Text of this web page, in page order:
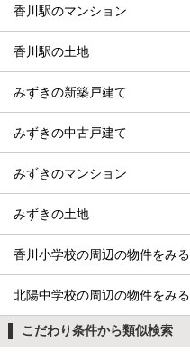
香川駅のマンション
香川駅の土地
みずきの新築戸建て
みずきの中古戸建て
みずきのマンション
みずきの土地
香川小学校の周辺の物件をみる
北陽中学校の周辺の物件をみる
こだわり条件から類似検索